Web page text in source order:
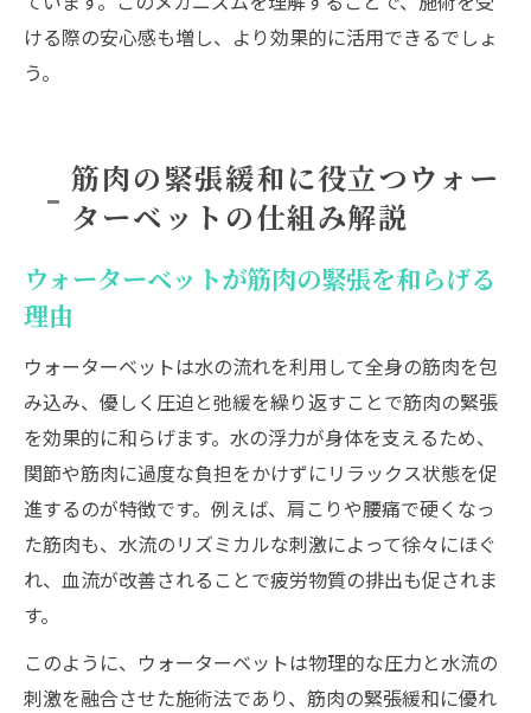
ける際の安心感も増し、より効果的に活用できるでしょ
う。
筋肉の緊張緩和に役立つウォー
ターベットの仕組み解説
ウォーターベットが筋肉の緊張を和らげる
理由
ウォーターベットは水の流れを利用して全身の筋肉を包
み込み、優しく圧迫と弛緩を繰り返すことで筋肉の緊張
を効果的に和らげます。水の浮力が身体を支えるため、
関節や筋肉に過度な負担をかけずにリラックス状態を促
進するのが特徴です。例えば、肩こりや腰痛で硬くなっ
た筋肉も、水流のリズミカルな刺激によって徐々にほぐ
れ、血流が改善されることで疲労物質の排出も促されま
す。
このように、ウォーターベットは物理的な圧力と水流の
刺激を融合させた施術法であり、筋肉の緊張緩和に優れ